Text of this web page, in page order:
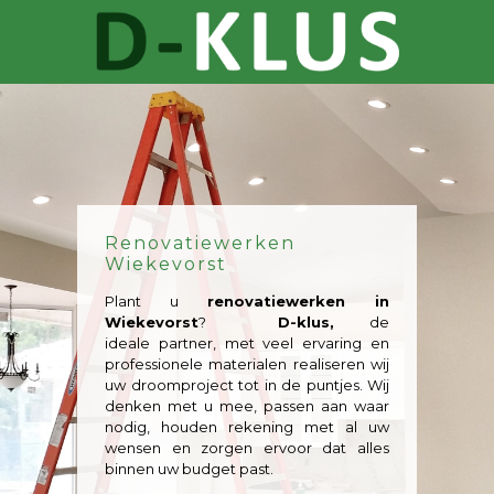
Renovatiewerken
Wiekevorst
Plant u renovatiewerken in
Wiekevorst? D-klus, de
ideale partner, met veel ervaring en
professionele materialen realiseren wij
uw droomproject tot in de puntjes. Wij
denken met u mee, passen aan waar
nodig, houden rekening met al uw
wensen en zorgen ervoor dat alles
binnen uw budget past.